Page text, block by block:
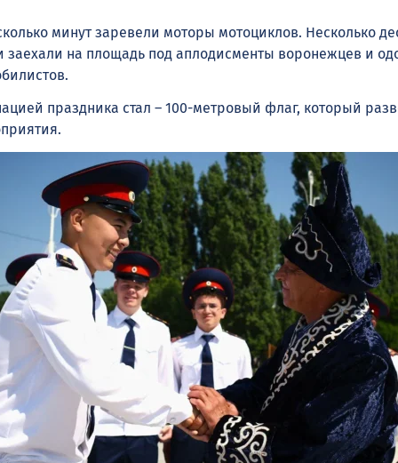
минут заревели моторы мотоциклов. Несколько
заехали на площадь под аплодисменты воронежцев и
праздника стал – 100-метровый флаг, который